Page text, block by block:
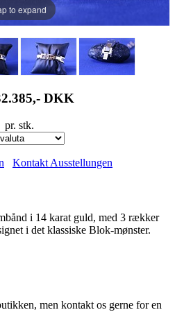
to expand
DKK
pr. stk.
Kontakt Ausstellungen
i 14 karat guld, med 3 rækker
i det klassiske Blok-mønster.
men kontakt os gerne for en